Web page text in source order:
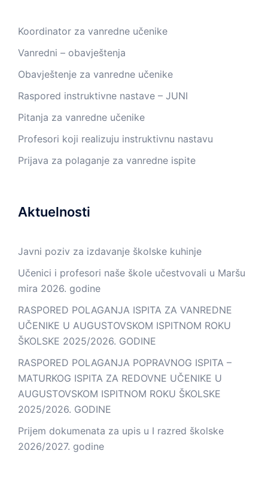
Koordinator za vanredne učenike
Vanredni – obavještenja
Obavještenje za vanredne učenike
Raspored instruktivne nastave – JUNI
Pitanja za vanredne učenike
Profesori koji realizuju instruktivnu nastavu
Prijava za polaganje za vanredne ispite
Aktuelnosti
Javni poziv za izdavanje školske kuhinje
Učenici i profesori naše škole učestvovali u Maršu
mira 2026. godine
RASPORED POLAGANJA ISPITA ZA VANREDNE
UČENIKE U AUGUSTOVSKOM ISPITNOM ROKU
ŠKOLSKE 2025/2026. GODINE
RASPORED POLAGANJA POPRAVNOG ISPITA –
MATURKOG ISPITA ZA REDOVNE UČENIKE U
AUGUSTOVSKOM ISPITNOM ROKU ŠKOLSKE
2025/2026. GODINE
Prijem dokumenata za upis u I razred školske
2026/2027. godine